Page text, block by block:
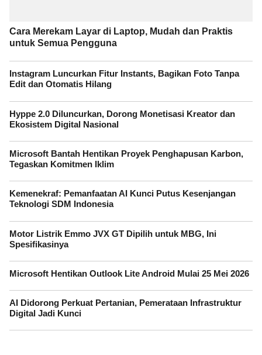
Cara Merekam Layar di Laptop, Mudah dan Praktis
untuk Semua Pengguna
Instagram Luncurkan Fitur Instants, Bagikan Foto Tanpa
Edit dan Otomatis Hilang
Hyppe 2.0 Diluncurkan, Dorong Monetisasi Kreator dan
Ekosistem Digital Nasional
Microsoft Bantah Hentikan Proyek Penghapusan Karbon,
Tegaskan Komitmen Iklim
Kemenekraf: Pemanfaatan AI Kunci Putus Kesenjangan
Teknologi SDM Indonesia
Motor Listrik Emmo JVX GT Dipilih untuk MBG, Ini
Spesifikasinya
Microsoft Hentikan Outlook Lite Android Mulai 25 Mei 2026
AI Didorong Perkuat Pertanian, Pemerataan Infrastruktur
Digital Jadi Kunci